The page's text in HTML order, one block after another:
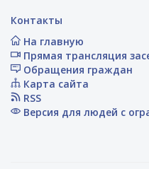
Контакты
На главную
Прямая трансляция
Обращения граждан
Карта сайта
RSS
Версия для людей с